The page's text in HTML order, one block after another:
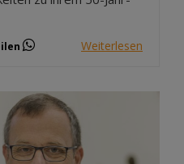
Weiterlesen